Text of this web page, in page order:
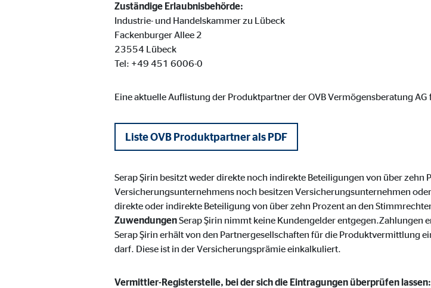
Zuständige Erlaubnisbehörde:
Industrie- und Handelskammer zu Lübeck
Fackenburger Allee 2
23554 Lübeck
Tel: +49 451 6006-0
Eine aktuelle Auflistung der Produktpartner der OVB Vermögensberatung AG
Liste OVB Produktpartner als PDF
Serap Şirin besitzt weder direkte noch indirekte Beteiligungen von über zehn
Versicherungsunternehmens noch besitzen Versicherungsunternehmen
direkte oder indirekte Beteiligung von über zehn Prozent an den
ZuwendungenSerap Şirin nimmt keine Kundengelder entgegen.Zahlungen
Serap Şirin erhält von den Partnergesellschaften für die Produktvermittlung
darf. Diese ist in der Versicherungsprämie einkalkuliert.
Vermittler-Registerstelle, bei der sich die Eintragungen überprüfen lassen:
Einverständnis Cookie | Empfänger: OVB
Anbieter: mindshape
Cookie Laufzeit: 1 Jahr
Statistik Cookies
Statistik Cookies erfassen Informationen anonym. Diese Informationen helfen uns zu verstehen,
Google Analytics | Empfänger: OVB, Google Ireland Ltd.